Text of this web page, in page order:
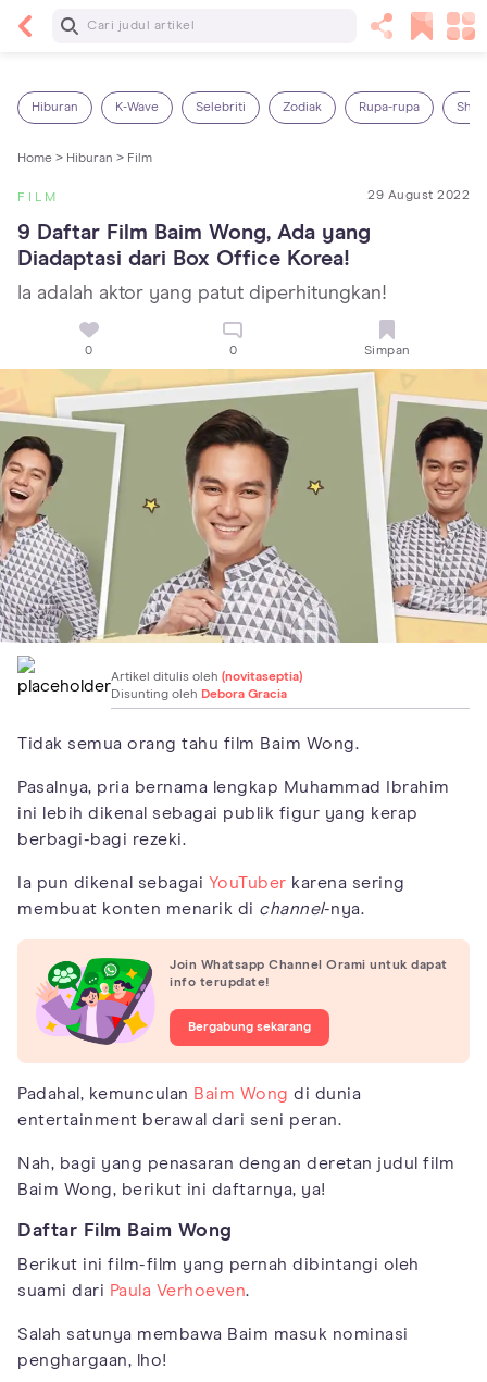
Baca Selanjutnya
Hiburan K-Wave Selebriti Zodiak Rupa-rupa
Home > Hiburan > Film
FILM 29 August 2022
9 Daftar Film Baim Wong, Ada yang
Diadaptasi dari Box Office Korea!
Ia adalah aktor yang patut diperhitungkan!
0 0 Simpan
Artikel ditulis oleh (novitaseptia)
Disunting oleh Debora Gracia
Tidak semua orang tahu film Baim Wong.
Pasalnya, pria bernama lengkap Muhammad Ibrahim
ini lebih dikenal sebagai publik figur yang kerap
berbagi-bagi rezeki.
Ia pun dikenal sebagai YouTuber karena sering
membuat konten menarik di channel-nya.
Join Whatsapp Channel Orami untuk dapat
info terupdate!
Bergabung sekarang
Padahal, kemunculan Baim Wong di dunia
entertainment berawal dari seni peran.
Nah, bagi yang penasaran dengan deretan judul film
Baim Wong, berikut ini daftarnya, ya!
Daftar Film Baim Wong
Berikut ini film-film yang pernah dibintangi oleh
suami dari Paula Verhoeven.
Salah satunya membawa Baim masuk nominasi
penghargaan, lho!